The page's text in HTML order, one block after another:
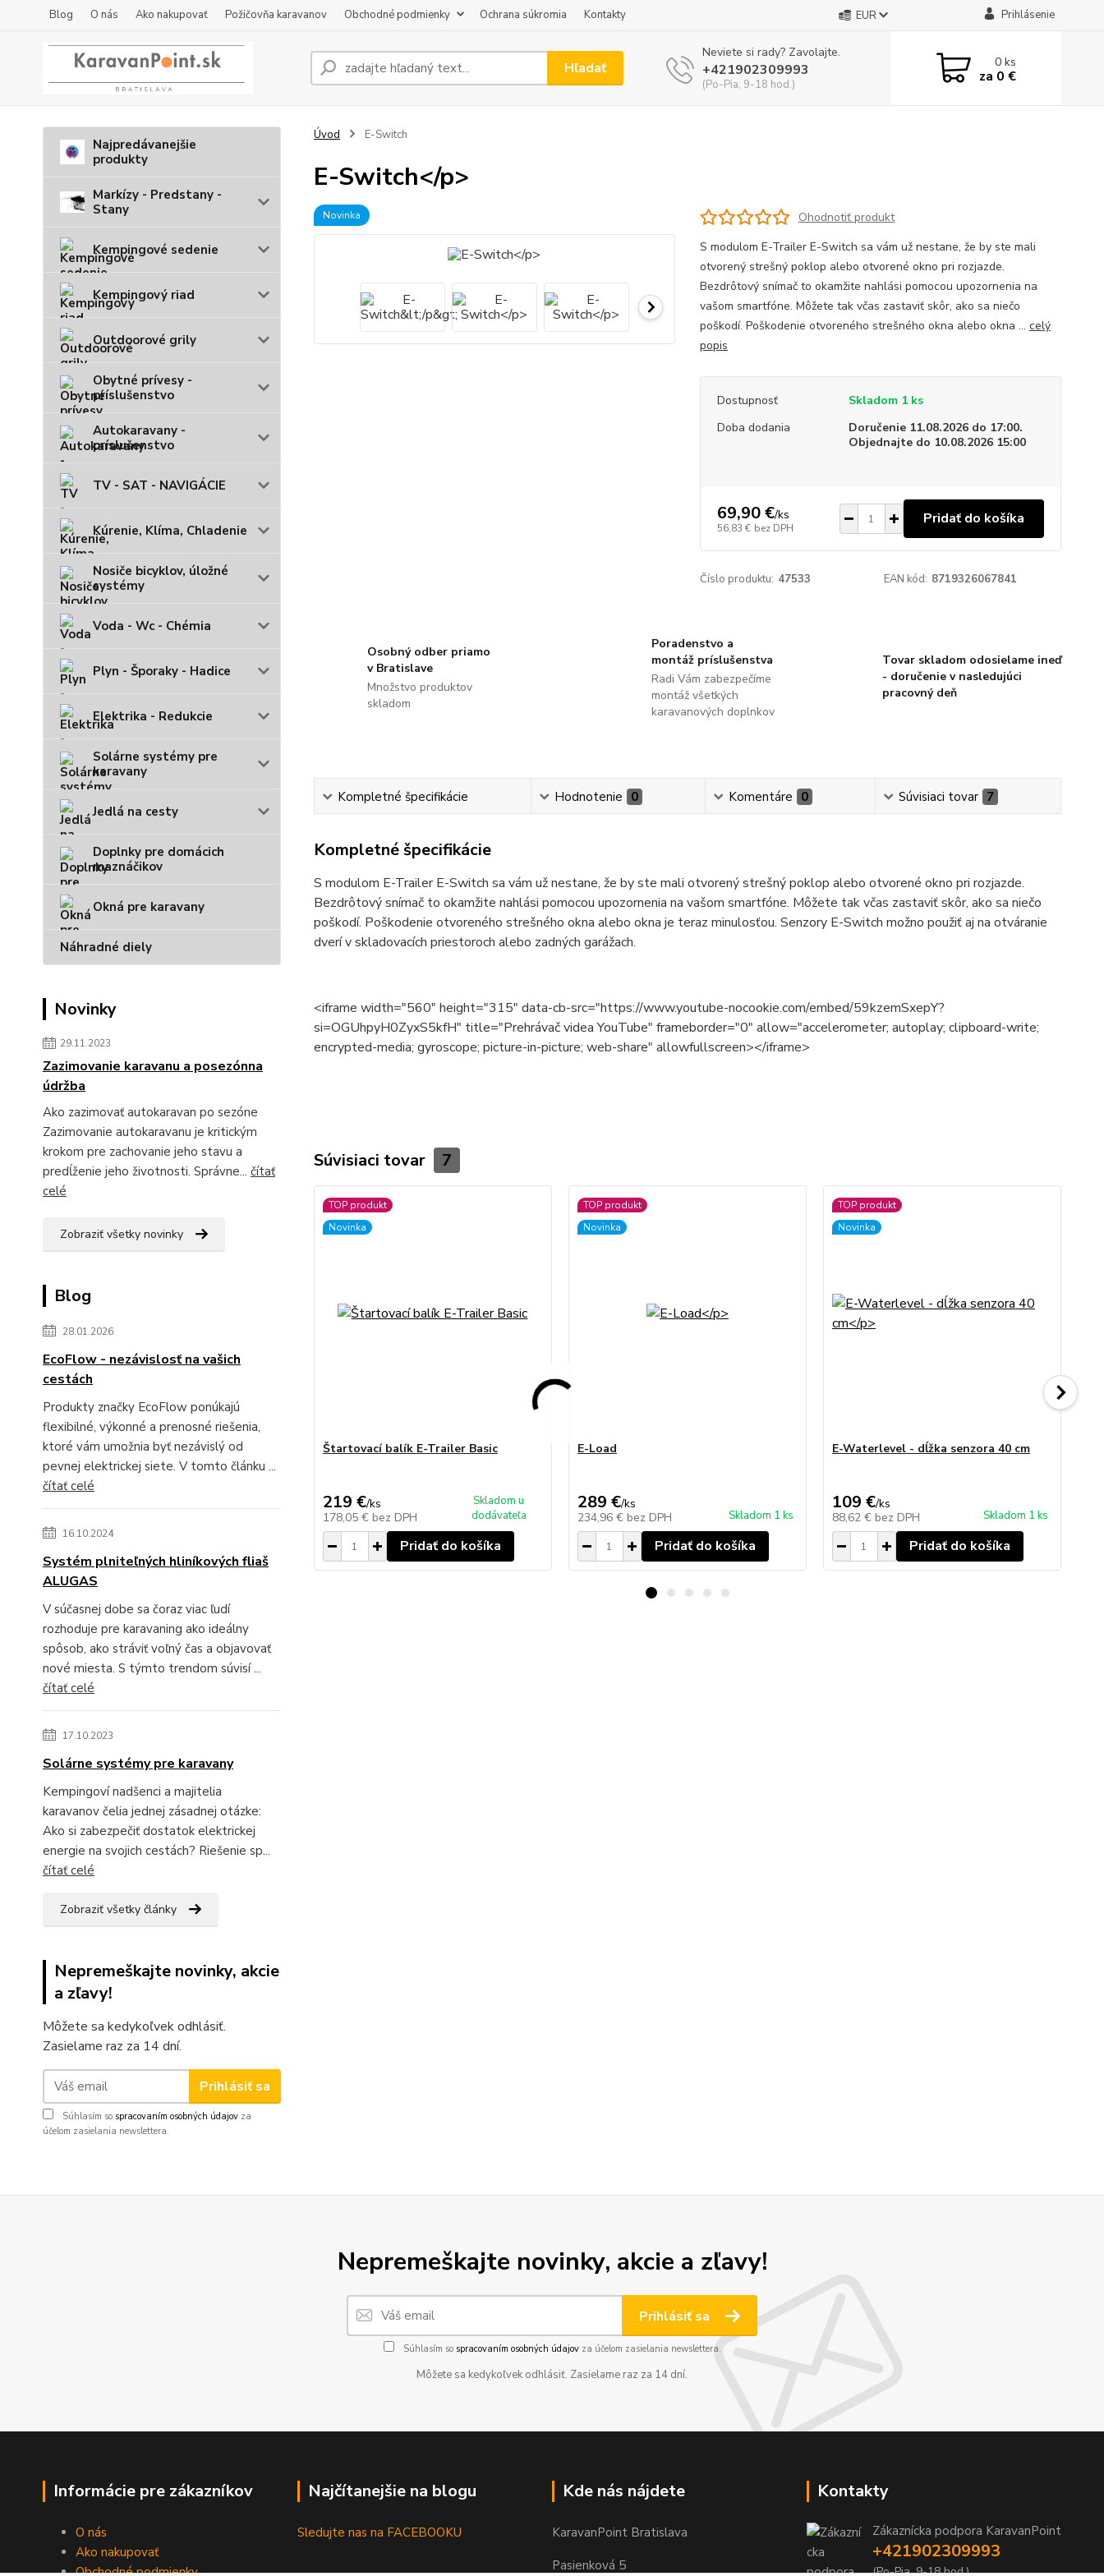
Blog O nás Ako nakupovať Požičovňa karavanov Obchodné podmienky Ochrana súkromia Kontakty EUR Prihlásenie
Hľadať
Neviete si rady? Zavolajte.
+421902309993
(Po-Pia, 9-18 hod.)
0ks
za 0 €
Najpredávanejšie
produkty
Markízy - Predstany -
Stany
Kempingové sedenie
Kempingový riad
Outdoorové grily
Obytné prívesy -
príslušenstvo
Autokaravany -
príslušenstvo
TV - SAT - NAVIGÁCIE
Kúrenie, Klíma, Chladenie
Nosiče bicyklov, úložné
systémy
Voda - Wc - Chémia
Plyn - Šporaky - Hadice
Elektrika - Redukcie
Solárne systémy pre
karavany
Jedlá na cesty
Doplnky pre domácich
maznáčikov
Okná pre karavany
Náhradné diely
Novinky
29.11.2023
Zazimovanie karavanu a posezónna
údržba
Ako zazimovať autokaravan po sezóne
Zazimovanie autokaravanu je kritickým
krokom pre zachovanie jeho stavu a
predĺženie jeho životnosti. Správne... čítať
celé
Zobraziť všetky novinky
Blog
28.01.2026
EcoFlow - nezávislosť na vašich
cestách
Produkty značky EcoFlow ponúkajú
flexibilné, výkonné a prenosné riešenia,
ktoré vám umožnia byť nezávislý od
pevnej elektrickej siete. V tomto článku ...
čítať celé
16.10.2024
Systém plniteľných hliníkových fliaš
ALUGAS
V súčasnej dobe sa čoraz viac ľudí
rozhoduje pre karavaning ako ideálny
spôsob, ako stráviť voľný čas a objavovať
nové miesta. S týmto trendom súvisí ...
čítať celé
17.10.2023
Solárne systémy pre karavany
Kempingoví nadšenci a majitelia
karavanov čelia jednej zásadnej otázke:
Ako si zabezpečiť dostatok elektrickej
energie na svojich cestách? Riešenie sp...
čítať celé
Zobraziť všetky články
Nepremeškajte novinky, akcie
a zľavy!
Môžete sa kedykoľvek odhlásiť.
Zasielame raz za 14 dní.
Prihlásiť sa
Súhlasím so spracovaním osobných údajov za
účelom zasielania newslettera.
Úvod E-Switch
E-Switch</p>
Novinka
Ohodnotiť produkt
S modulom E-Trailer E-Switch sa vám už nestane, že by ste mali
otvorený strešný poklop alebo otvorené okno pri rozjazde.
Bezdrôtový snímač to okamžite nahlási pomocou upozornenia na
vašom smartfóne. Môžete tak včas zastaviť skôr, ako sa niečo
poškodí. Poškodenie otvoreného strešného okna alebo okna ... celý
popis
Dostupnosť
Skladom 1 ks
Doba dodania
Doručenie 11.08.2026 do 17:00.
Objednajte do 10.08.2026 15:00
69,90 €/ks
56,83 € bez DPH
Pridať do košíka
Číslo produktu: 47533 EAN kód: 8719326067841
Osobný odber priamo
v Bratislave
Množstvo produktov
skladom
Poradenstvo a
montáž príslušenstva
Radi Vám zabezpečíme
montáž všetkých
karavanových doplnkov
Tovar skladom odosielame ineď
- doručenie v nasledujúci
pracovný deň
Kompletné špecifikácie Hodnotenie 0 Komentáre 0 Súvisiaci tovar 7
Kompletné špecifikácie
S modulom E-Trailer E-Switch sa vám už nestane, že by ste mali otvorený strešný poklop alebo otvorené okno pri rozjazde.
Bezdrôtový snímač to okamžite nahlási pomocou upozornenia na vašom smartfóne. Môžete tak včas zastaviť skôr, ako sa niečo
poškodí. Poškodenie otvoreného strešného okna alebo okna je teraz minulosťou. Senzory E-Switch možno použiť aj na otváranie
dverí v skladovacích priestoroch alebo zadných garážach.
<iframe width="560" height="315" data-cb-src="https://www.youtube-nocookie.com/embed/59kzemSxepY?
si=OGUhpyH0ZyxS5kfH" title="Prehrávač videa YouTube" frameborder="0" allow="accelerometer; autoplay; clipboard-write;
encrypted-media; gyroscope; picture-in-picture; web-share" allowfullscreen></iframe>
Súvisiaci tovar 7
TOP produkt
Novinka
Štartovací balík E-Trailer Basic
219 €/ks
178,05 € bez DPH
Skladom u
dodávateľa
Pridať do košíka
TOP produkt
Novinka
E-Load
289 €/ks
234,96 € bez DPH Skladom 1 ks
Pridať do košíka
TOP produkt
Novinka
E-Waterlevel - dĺžka senzora 40 cm
109 €/ks
88,62 € bez DPH Skladom 1 ks
Pridať do košíka
Nepremeškajte novinky, akcie a zľavy!
Prihlásiť sa
Súhlasím so spracovaním osobných údajovza účelom zasielania newslettera.
Môžete sa kedykoľvek odhlásiť. Zasielame raz za 14 dní.
Informácie pre zákazníkov
O nás
Ako nakupovať
Obchodné podmienky
Najčítanejšie na blogu
Sledujte nas na FACEBOOKU
Kde nás nájdete
KaravanPoint Bratislava
Pasienková 5
Kontakty
Zákaznícka podpora KaravanPoint
+421902309993
(Po-Pia, 9-18 hod.)